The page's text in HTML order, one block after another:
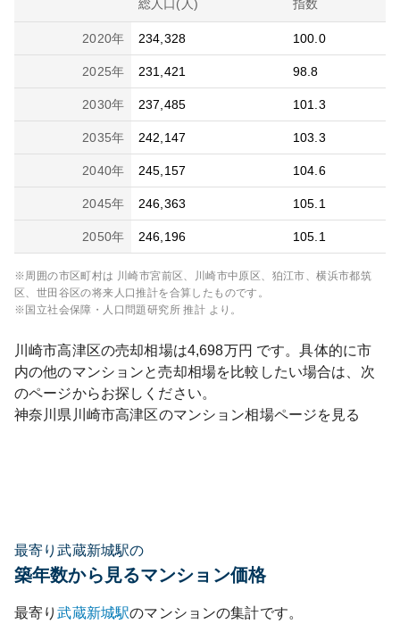
総人口(人) 指数
2020年 234,328 100.0
2025年 231,421 98.8
2030年 237,485 101.3
2035年 242,147 103.3
2040年 245,157 104.6
2045年 246,363 105.1
2050年 246,196 105.1
※周囲の市区町村は 川崎市宮前区、川崎市中原区、狛江市、横浜市都筑
区、世田谷区の将来人口推計を合算したものです。
※国立社会保障・人口問題研究所 推計 より。
川崎市高津区の売却相場は4,698万円 です。具体的に市
内の他のマンションと売却相場を比較したい場合は、次
のページからお探しください。
神奈川県 川崎市高津区のマンション相場ページを見る
最寄り武蔵新城駅の
築年数から見るマンション価格
最寄り武蔵新城駅のマンションの集計です。